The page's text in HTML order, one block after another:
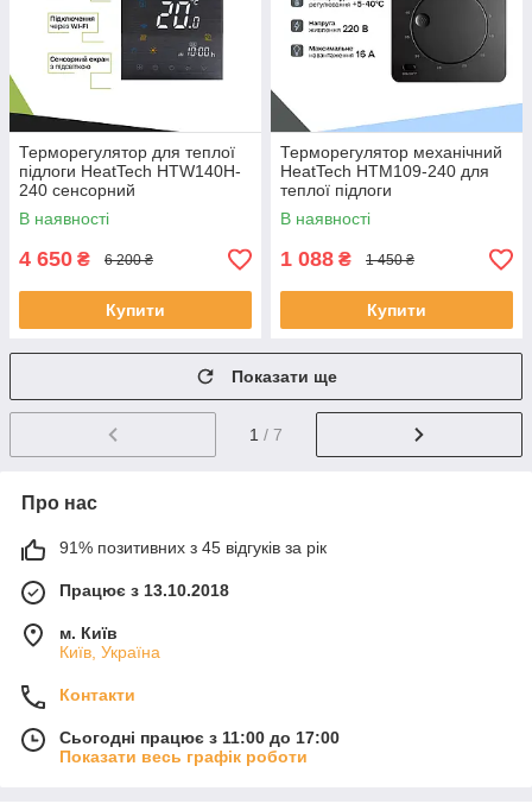
Терморегулятор для теплої
підлоги HeatTech HTW140H-
240 сенсорний
програмований з Wi-Fi
вбудований таймер 3.1" РК-
В наявності
4 650 ₴ 6 200 ₴
Купити
Терморегулятор механічний
HeatTech HTM109-240 для
теплої підлоги
В наявності
1 088 ₴ 1 450 ₴
Купити
Показати ще
1 / 7
Про нас
91% позитивних з 45 відгуків за рік
Працює з 13.10.2018
м. Київ
Київ, Україна
Контакти
Сьогодні працює з 11:00 до 17:00
Показати весь графік роботи